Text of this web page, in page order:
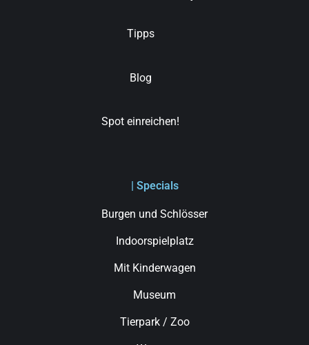
Tipps
Blog
Spot einreichen!
| Specials
Burgen und Schlösser
Indoorspielplatz
Mit Kinderwagen
Museum
Tierpark / Zoo